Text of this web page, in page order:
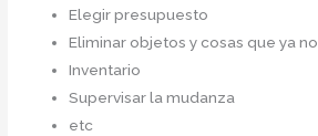
Elegir presupuesto
Eliminar objetos y cosas que ya
Inventario
Supervisar la mudanza
etc